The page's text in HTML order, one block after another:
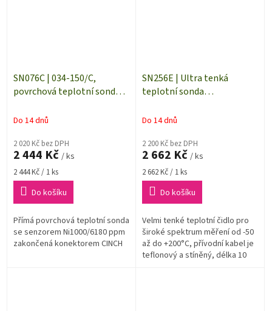
SN076C | 034-150/C,
povrchová teplotní sonda s
Do 14 dnů
2 020 Kč bez DPH
2 444 Kč / ks
Měrná
cena:
2 444 Kč / 1 ks
Do košíku
Přímá povrchová teplotní sonda
se senzorem Ni1000/6180 ppm
zakončená konektorem CINCH
SN256E | Ultra tenká
teplotní sonda
ELKA, kabel 10 metrů
Do 14 dnů
2 200 Kč bez DPH
2 662 Kč / ks
Měrná
cena:
2 662 Kč / 1 ks
Do košíku
Velmi tenké teplotní čidlo pro
široké spektrum měření od -50
až do +200°C, přívodní kabel je
teflonový a stíněný, délka 10